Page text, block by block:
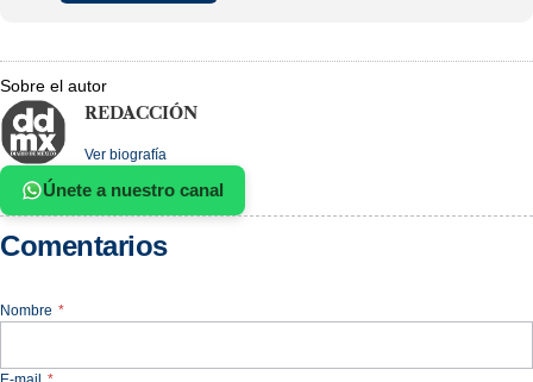
Sobre el autor
REDACCIÓN
Ver biografía
Únete a nuestro canal
Comentarios
Nombre *